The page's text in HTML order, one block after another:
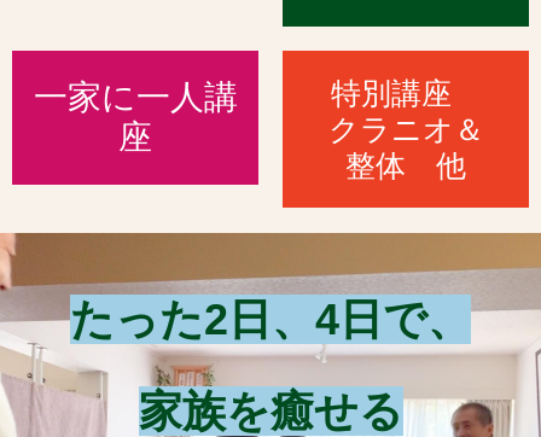
一家に一人講
座
特別講座
クラニオ＆
整体 他
たった2日、4日で、
家族を癒せる